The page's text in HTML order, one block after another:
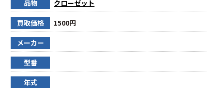
品物 クローゼット
買取価格 1500円
メーカー
型番
年式